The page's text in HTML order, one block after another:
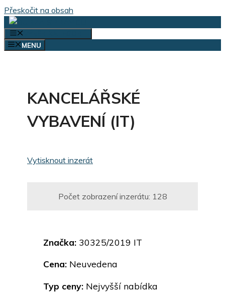
Přeskočit na obsah
MENU
KANCELÁŘSKÉ
VYBAVENÍ (IT)
Vytisknout inzerát
Počet zobrazení inzerátu: 128
Značka: 30325/2019 IT
Cena: Neuvedena
Typ ceny: Nejvyšší nabídka